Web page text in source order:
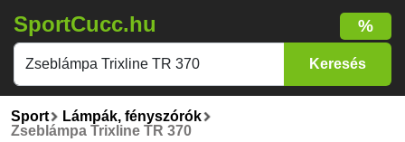
SportCucc.hu %
Sport
Lámpák, fényszórók
Zseblámpa Trixline TR 370